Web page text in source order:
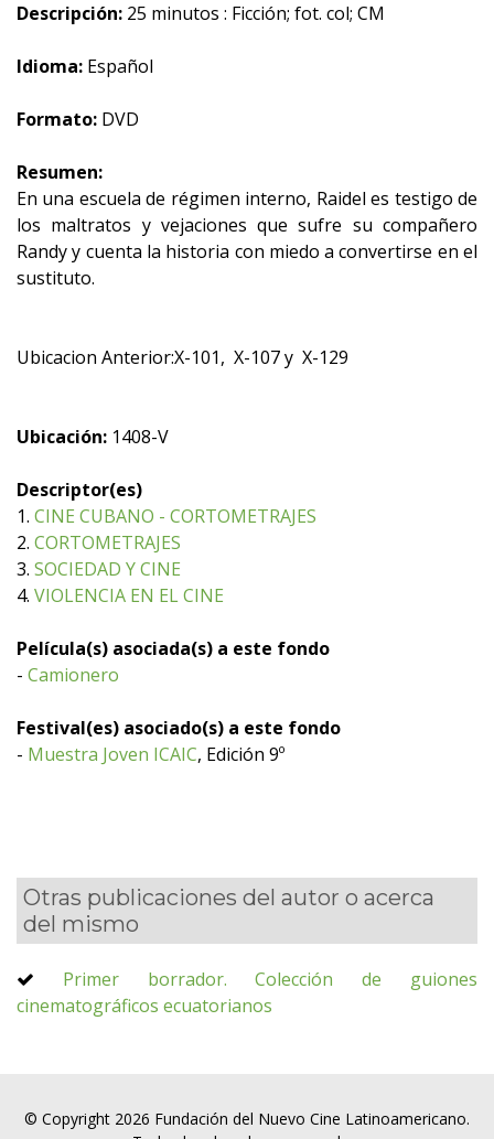
Descripción: 25 minutos : Ficción; fot. col; CM
Idioma: Español
Formato: DVD
Resumen:
En una escuela de régimen interno, Raidel es testigo de
los maltratos y vejaciones que sufre su compañero
Randy y cuenta la historia con miedo a convertirse en el
sustituto.
Ubicacion Anterior:X-101, X-107 y X-129
Ubicación: 1408-V
Descriptor(es)
1. CINE CUBANO - CORTOMETRAJES
2. CORTOMETRAJES
3. SOCIEDAD Y CINE
4. VIOLENCIA EN EL CINE
Película(s) asociada(s) a este fondo
- Camionero
Festival(es) asociado(s) a este fondo
- Muestra Joven ICAIC, Edición 9º
Otras publicaciones del autor o acerca
del mismo
Primer borrador. Colección de guiones
cinematográficos ecuatorianos
© Copyright 2026 Fundación del Nuevo Cine Latinoamericano.